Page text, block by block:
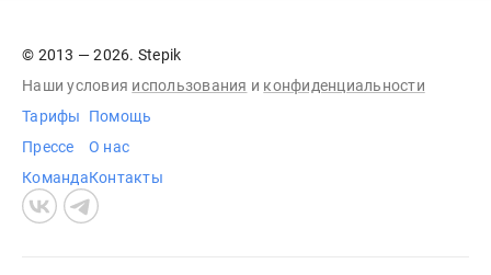
© 2013 — 2026. Stepik
Наши условия использования и конфиденциальности
Тарифы
Прессе
Команда
Помощь
О нас
Контакты